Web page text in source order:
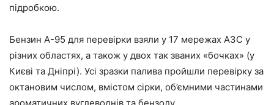
підробкою.
Бензин А-95 для перевірки взяли у 17 мережах АЗС у
різних областях, а також у двох так званих «бочках» (у
Києві та Дніпрі). Усі зразки палива пройшли перевірку за
октановим числом, вмістом сірки, об’ємними частинами